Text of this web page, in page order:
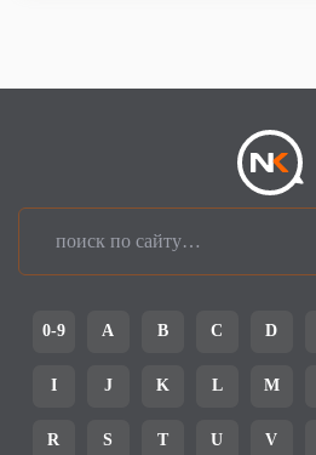
0-9 A B C D
I J K L M
R S T U V